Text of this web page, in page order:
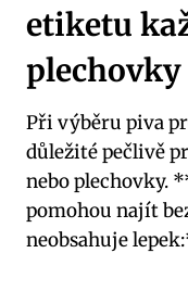
etiketu
plechovky
Při výběru piva
důležité pečlivě
nebo plechovky.
pomohou najít
neobsahuje